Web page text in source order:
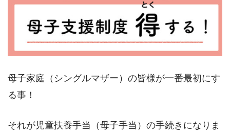
母子家庭（シングルマザー）の皆様が一番最初にす
る事！
それが児童扶養手当（母子手当）の手続きになりま